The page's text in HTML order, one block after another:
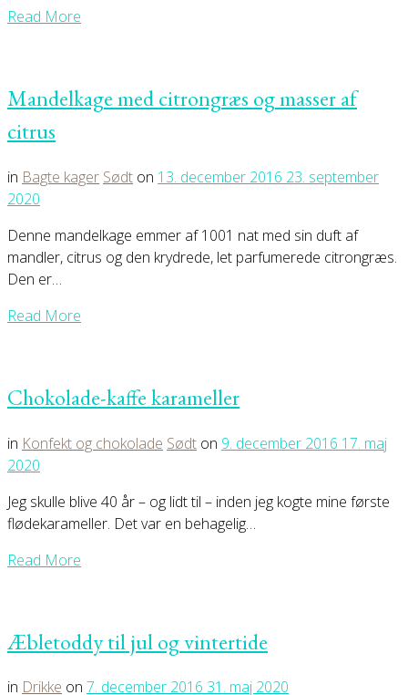
Read More
Mandelkage med citrongræs og masser af
citrus
in Bagte kager Sødt on 13. december 2016 23. september
2020
Denne mandelkage emmer af 1001 nat med sin duft af
mandler, citrus og den krydrede, let parfumerede citrongræs.
Den er…
Read More
Chokolade-kaffe karameller
in Konfekt og chokolade Sødt on 9. december 2016 17. maj
2020
Jeg skulle blive 40 år – og lidt til – inden jeg kogte mine første
flødekarameller. Det var en behagelig…
Read More
Æbletoddy til jul og vintertide
in Drikke on 7. december 2016 31. maj 2020